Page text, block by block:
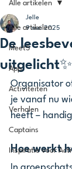
Alle artikelen
Meet5
App
Activiteiten
Verhalen
Captains
Inspiratie voor
Alle artikelen
De
uitgelicht✨
Jelle
9 mei 2025
Organisator
je vanaf nu
heeft –
Hoe werkt